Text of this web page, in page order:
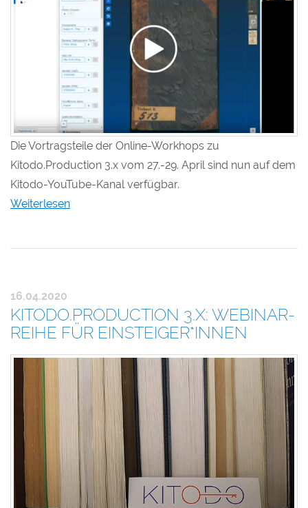
Die Vortragsteile der Online-Workhops zu
Kitodo.Production 3.x vom 27.-29. April sind nun auf dem
Kitodo-YouTube-Kanal verfügbar.
Weiterlesen
16.04.2020
KITODO.PRODUCTION 3.X: WEBINAR-
REIHE FÜR EINSTEIGER*INNEN